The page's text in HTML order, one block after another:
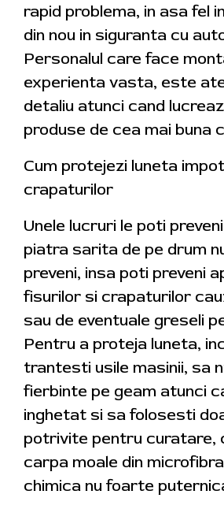
rapid problema, in asa fel
din nou in siguranta cu
Personalul care face
experienta vasta, este
detaliu atunci cand
produse de cea mai buna
Cum protejezi luneta
crapaturilor
Unele lucruri le poti
piatra sarita de pe drum
preveni, insa poti preveni
fisurilor si crapaturilor
sau de eventuale greseli
Pentru a proteja luneta,
trantesti usile masinii, sa
fierbinte pe geam atunci
inghetat si sa folosesti
potrivite pentru curatare,
carpa moale din
chimica nu foarte